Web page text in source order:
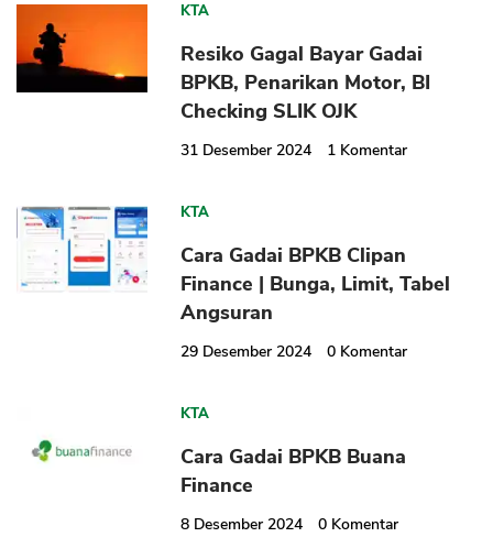
KTA
Resiko Gagal Bayar Gadai
BPKB, Penarikan Motor, BI
Checking SLIK OJK
31 Desember 2024 1 Komentar
KTA
Cara Gadai BPKB Clipan
Finance | Bunga, Limit, Tabel
Angsuran
29 Desember 2024 0 Komentar
KTA
Cara Gadai BPKB Buana
Finance
8 Desember 2024 0 Komentar